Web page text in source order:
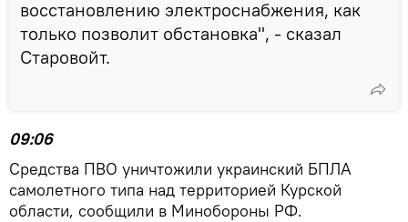
восстановлению электроснабжения, как
только позволит обстановка", - сказал
Старовойт.
09:06
Средства ПВО уничтожили украинский БПЛА
самолетного типа над территорией Курской
области, сообщили в Минобороны РФ.